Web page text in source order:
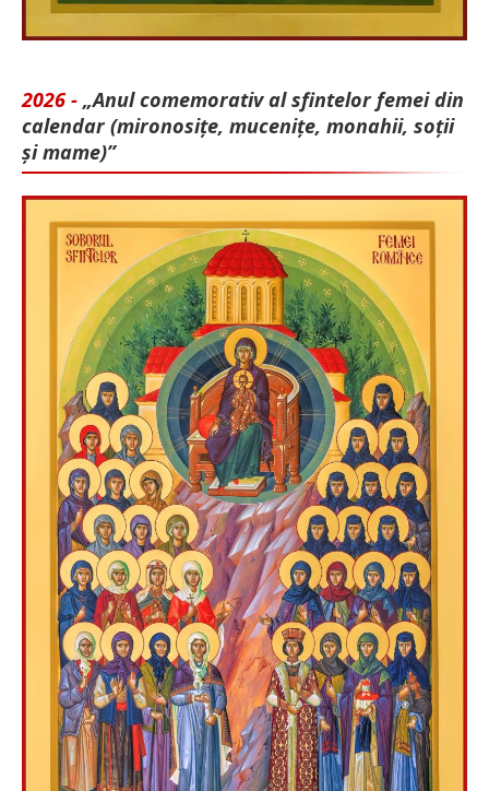
2026 - „Anul comemorativ al sfintelor femei din
calendar (mironosițe, mu­cenițe, monahii, soții
și mame)”